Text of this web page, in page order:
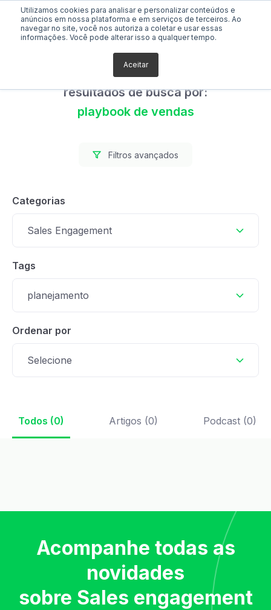
Utilizamos cookies para analisar e personalizar conteúdos e
anúncios em nossa plataforma e em serviços de terceiros. Ao
navegar no site, você nos autoriza a coletar e usar essas
informações. Você pode alterar isso a qualquer tempo.
Aceitar
Foram encontrados 0
resultados de busca por:
playbook de vendas
Filtros avançados
Categorias
Sales Engagement
Tags
planejamento
Ordenar por
Selecione
Todos (0) Artigos (0) Podcast (0)
Acompanhe todas as
novidades
sobre Sales engagement